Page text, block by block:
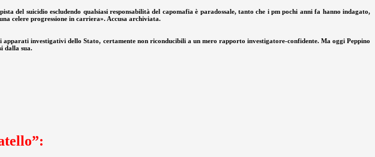
del suicidio escludendo qualsiasi responsabilità del capomafia è paradossale, tanto che i pm pochi anni fa hanno indagato,
celere progressione in carriera». Accusa archiviata.
investigativi dello Stato, certamente non riconducibili a un mero rapporto investigatore-confidente. Ma oggi Peppino
dalla sua.